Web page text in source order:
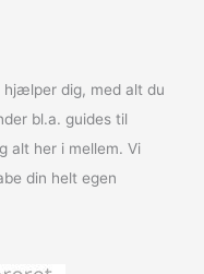
hjælper dig, med alt du
bl.a. guides til
alt her i mellem. Vi
din helt egen